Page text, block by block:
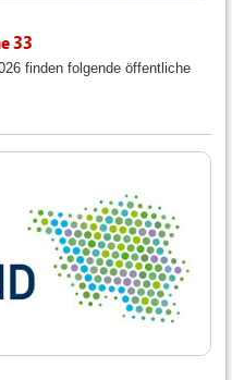
33
finden folgende öffentliche